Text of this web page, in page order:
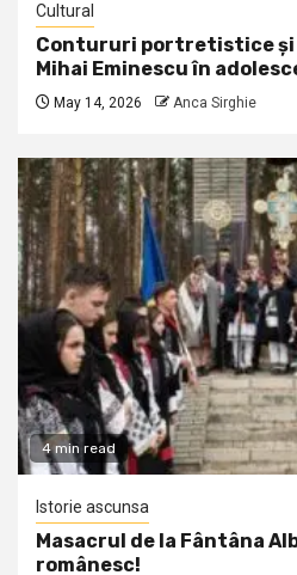
Cultural
Contururi portretistice și
Mihai Eminescu în
May 14, 2026 Anca Sirghie
4 min read
Istorie ascunsa
Masacrul de la Fântâna
românesc!